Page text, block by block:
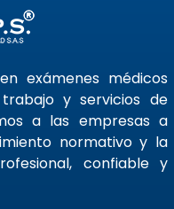
en exámenes médicos
y servicios de
a las empresas a
normativo y la
confiable y